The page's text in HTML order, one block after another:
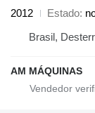
2012
Estado
Brasil,
AM MÁQUINAS